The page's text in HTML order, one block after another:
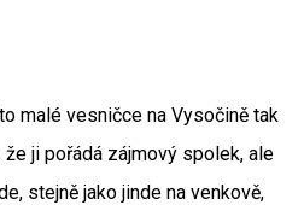
malé vesničce na Vysočině tak
ji pořádá zájmový spolek, ale
stejně jako jinde na venkově,